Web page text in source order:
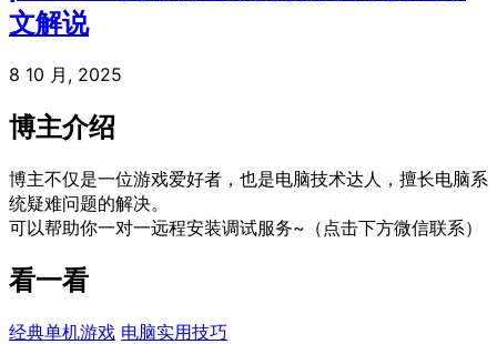
文解说
8 10 月, 2025
博主介绍
博主不仅是一位游戏爱好者，也是电脑技术达人，擅长电脑系
统疑难问题的解决。
可以帮助你一对一远程安装调试服务~（点击下方微信联系）
看一看
经典单机游戏 电脑实用技巧